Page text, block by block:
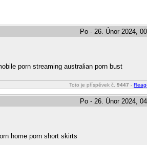
Po - 26. Únor 2024,
porn streaming australian porn bust
Toto je příspěvek č.9447 -
Po - 26. Únor 2024,
home porn short skirts